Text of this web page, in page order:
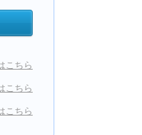
こちら
こちら
こちら